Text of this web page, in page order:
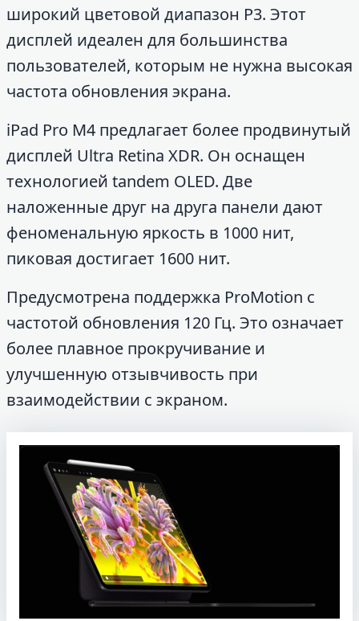
широкий цветовой диапазон P3. Этот
дисплей идеален для большинства
пользователей, которым не нужна высокая
частота обновления экрана.
iPad Pro M4 предлагает более продвинутый
дисплей Ultra Retina XDR. Он оснащен
технологией tandem OLED. Две
наложенные друг на друга панели дают
феноменальную яркость в 1000 нит,
пиковая достигает 1600 нит.
Предусмотрена поддержка ProMotion с
частотой обновления 120 Гц. Это означает
более плавное прокручивание и
улучшенную отзывчивость при
взаимодействии с экраном.